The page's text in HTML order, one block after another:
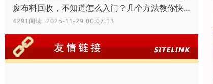
废布料回收，不知道怎么入门？几个方法教你快速入门
4291阅读 2025-11-29 00:07:13